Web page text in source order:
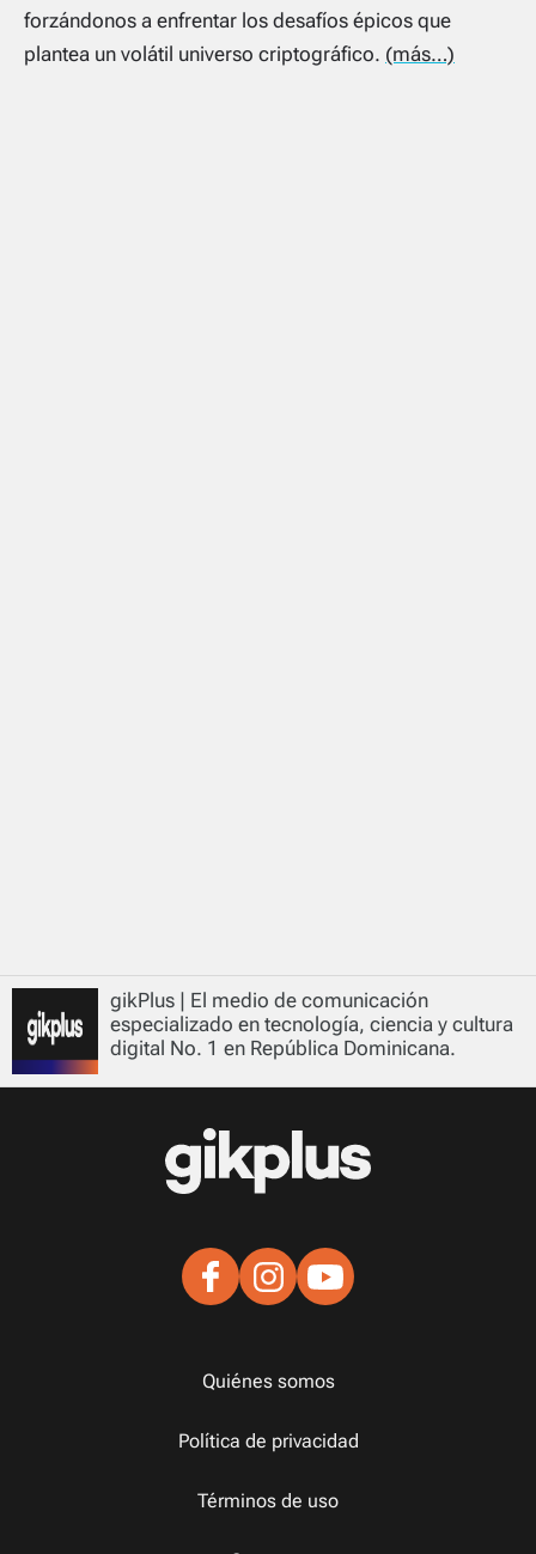
forzándonos a enfrentar los desafíos épicos que
plantea un volátil universo criptográfico. (más…)
gikPlus | El medio de comunicación
especializado en tecnología, ciencia y cultura
digital No. 1 en República Dominicana.
Quiénes somos
Política de privacidad
Términos de uso